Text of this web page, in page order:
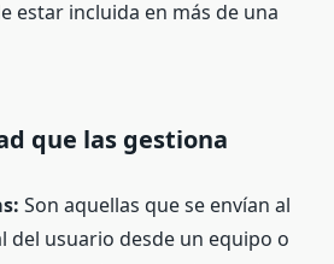
estar incluida en más de una
que las gestiona
Son aquellas que se envían al
del usuario desde un equipo o